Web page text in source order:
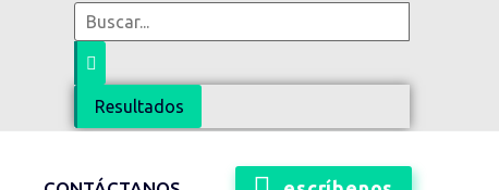
Resultados